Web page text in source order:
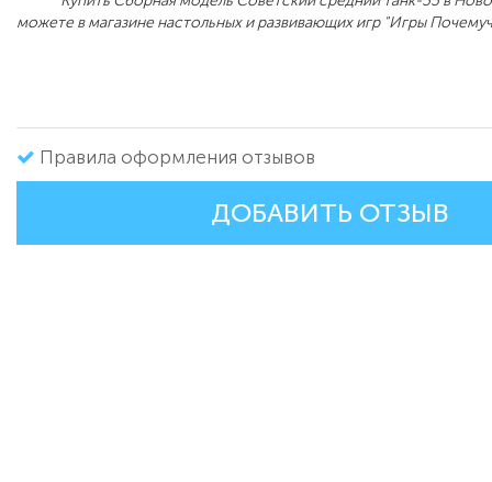
можете в магазине настольных и развивающих игр "Игры
Правила оформления отзывов
ДОБАВИТЬ ОТЗЫВ